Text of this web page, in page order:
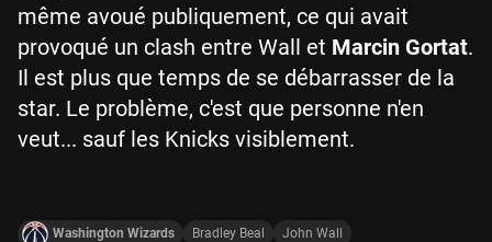
même avoué publiquement, ce qui avait
provoqué un clash entre Wall et Marcin Gortat.
Il est plus que temps de se débarrasser de la
star. Le problème, c'est que personne n'en
veut... sauf les Knicks visiblement.
Washington Wizards Bradley Beal
John Wall